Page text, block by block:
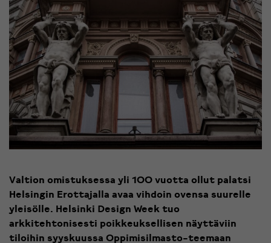
Valtion omistuksessa yli 100 vuotta ollut palatsi
Helsingin Erottajalla avaa vihdoin ovensa suurelle
yleisölle. Helsinki Design Week tuo
arkkitehtonisesti poikkeuksellisen näyttäviin
tiloihin syyskuussa Oppimisilmasto-teemaan